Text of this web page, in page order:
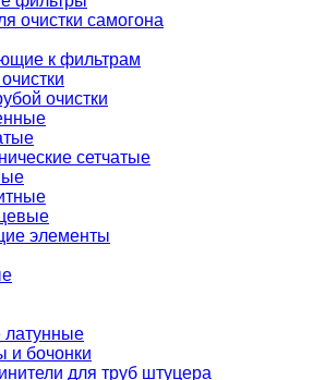
очистки самогона
к фильтрам
очистки
сетчатые
элементы
латунные
и бочонки
для труб штуцера